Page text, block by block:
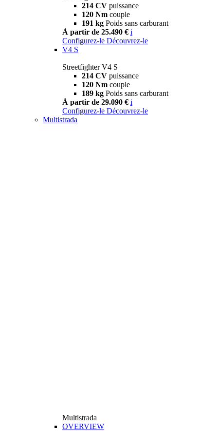
214 CV puissance
120 Nm couple
191 kg Poids sans carburant
À partir de 25.490 € i
Configurez-le Découvrez-le
V4 S
Streetfighter V4 S
214 CV puissance
120 Nm couple
189 kg Poids sans carburant
À partir de 29.090 € i
Configurez-le Découvrez-le
Multistrada
Multistrada
OVERVIEW